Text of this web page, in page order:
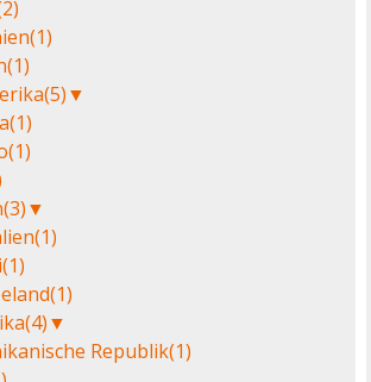
(1)
(1)
(5)▼
(1)
(1)
(3)▼
(1)
(1)
(1)
(4)▼
Republik(1)